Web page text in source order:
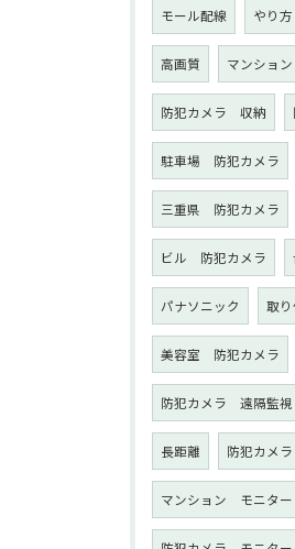
モール配線 やり方
高画質 マンショ
防犯カメラ 収納
駐車場 防犯カメラ
三重県 防犯カメラ
ビル 防犯カメラ
パナソニック 取
美容室 防犯カメラ
防犯カメラ 遠隔監視
長距離 防犯カメ
マンション モニター